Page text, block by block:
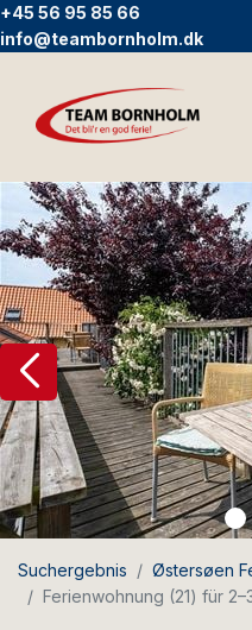
+45 56 95 85 66
info@teambornholm.dk
Suchergebnis
Østersøen
Ferienwohnung (21) für